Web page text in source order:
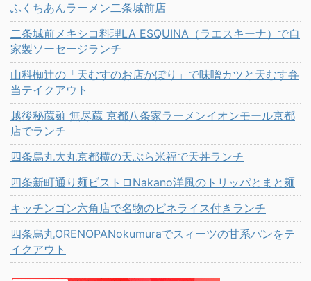
ふくちあんラーメン二条城前店
二条城前メキシコ料理LA ESQUINA（ラエスキーナ）で自
家製ソーセージランチ
山科椥辻の「天むすのお店かぽり」で味噌カツと天むす弁
当テイクアウト
越後秘蔵麺 無尽蔵 京都八条家ラーメンイオンモール京都
店でランチ
四条烏丸大丸京都横の天ぷら米福で天丼ランチ
四条新町通り麺ビストロNakano洋風のトリッパとまと麺
キッチンゴン六角店で名物のピネライス付きランチ
四条烏丸ORENOPANokumuraでスィーツの甘系パンをテ
イクアウト